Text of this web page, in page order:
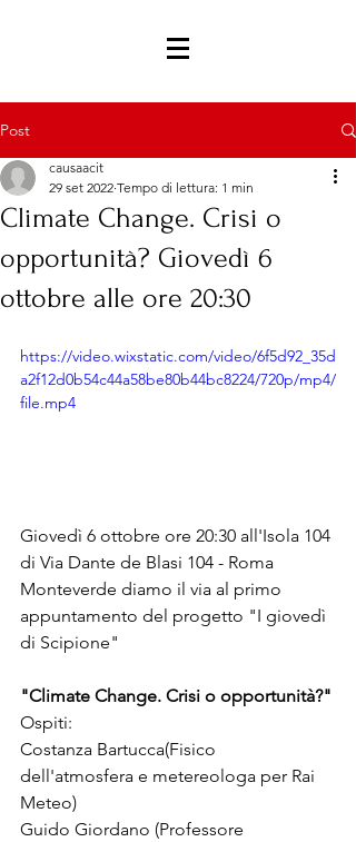
Post
Climate Change. Crisi o
opportunità? Giovedì 6
ottobre alle ore 20:30
causaacit
29 set 2022 Tempo di lettura: 1 min
https://video.wixstatic.com/video/6f5d92_35d
a2f12d0b54c44a58be80b44bc8224/720p/mp4/
file.mp4
Giovedì 6 ottobre ore 20:30 all'Isola 104
di Via Dante de Blasi 104 - Roma
Monteverde diamo il via al primo
appuntamento del progetto "I giovedì
di Scipione"
"Climate Change. Crisi o opportunità?"
Ospiti:
Costanza Bartucca(Fisico
dell'atmosfera e metereologa per Rai
Meteo)
Guido Giordano (Professore